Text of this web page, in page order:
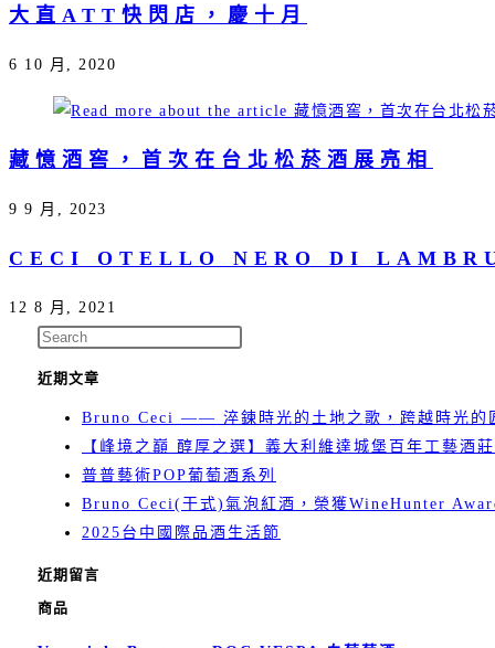
大直ATT快閃店，慶十月
6 10 月, 2020
藏憶酒窖，首次在台北松菸酒展亮相
9 9 月, 2023
CECI OTELLO NERO DI
12 8 月, 2021
近期文章
Bruno Ceci —— 淬鍊時光的土地之歌，跨越時光的
【峰境之巔 醇厚之選】義大利維達城堡百年工藝酒
普普藝術POP葡萄酒系列
Bruno Ceci(干式)氣泡紅酒，榮獲WineHunter
2025台中國際品酒生活節
近期留言
商品